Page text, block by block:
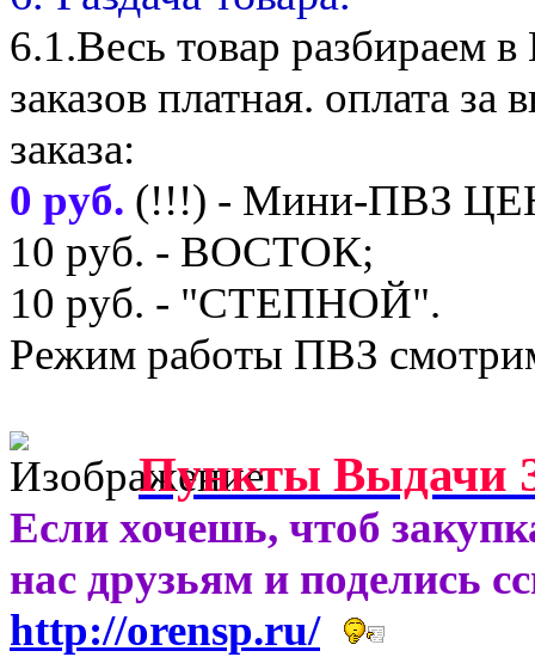
6.1.Весь товар разбираем
заказов платная. оплата
заказа:
0 руб. (!!!) - Мини-ПВЗ
10 руб. - ВОСТОК;
10 руб. - "СТЕПНОЙ".
Режим работы ПВЗ
Пункты Выдачи
Если хочешь, чтоб
нас друзьям и поделись
http://orensp.ru/